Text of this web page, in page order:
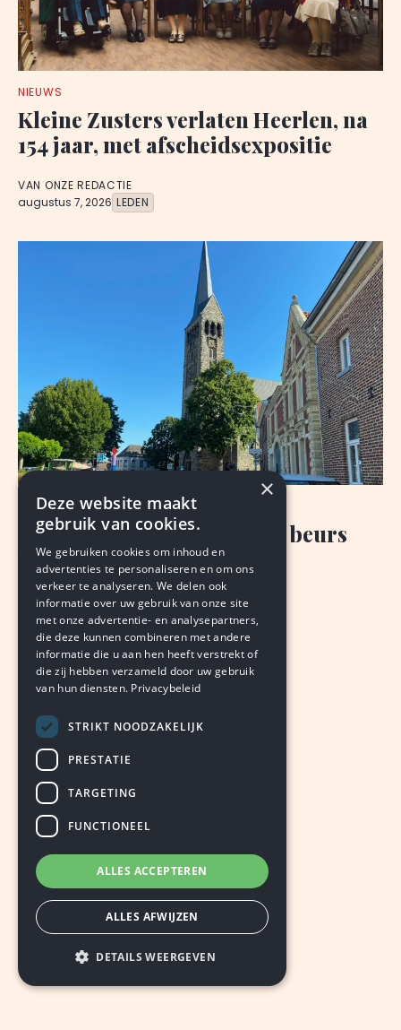
NIEUWS
Kleine Zusters verlaten Heerlen, na
154 jaar, met afscheidsexpositie
VAN ONZE REDACTIE
augustus 7, 2026 LEDEN
NIEUWS
Schimmert trekt royaal de beurs
voor renovatie kerk
VAN ONZE REDACTIE
augustus 7, 2026 LEDEN
×
Deze website maakt
gebruik van cookies.
We gebruiken cookies om inhoud en
advertenties te personaliseren en om ons
verkeer te analyseren. We delen ook
informatie over uw gebruik van onze site
met onze advertentie- en analysepartners,
die deze kunnen combineren met andere
informatie die u aan hen heeft verstrekt of
die zij hebben verzameld door uw gebruik
van hun diensten. Privacybeleid
STRIKT NOODZAKELIJK
PRESTATIE
TARGETING
FUNCTIONEEL
ALLES ACCEPTEREN
ALLES AFWIJZEN
DETAILS WEERGEVEN